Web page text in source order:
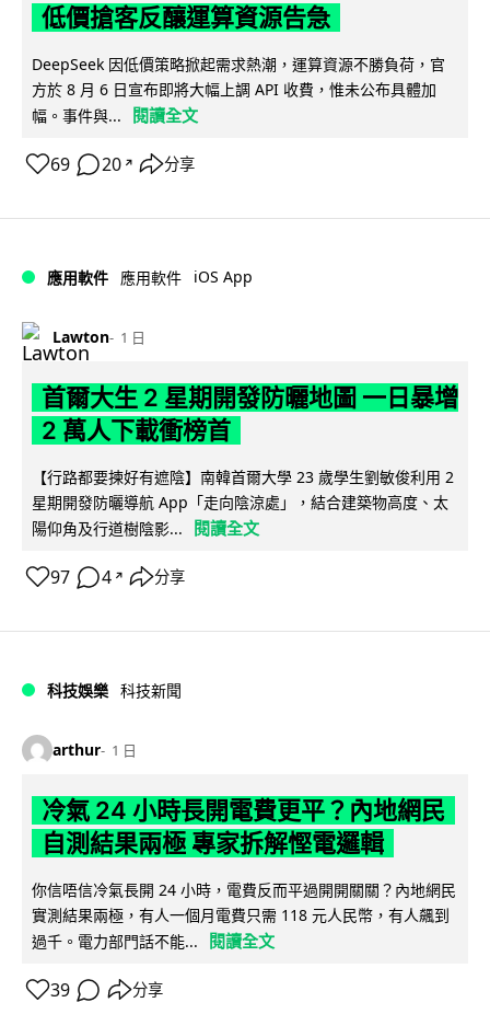
低價搶客反釀運算資源告急
DeepSeek 因低價策略掀起需求熱潮，運算資源不勝負荷，官
方於 8 月 6 日宣布即將大幅上調 API 收費，惟未公布具體加
幅。事件與...
閱讀全文
69 20 ↗ 分享
應用軟件 應用軟件 iOS App
Lawton 1 日
首爾大生 2 星期開發防曬地圖 一日暴增
2 萬人下載衝榜首
【行路都要揀好有遮陰】南韓首爾大學 23 歲學生劉敏俊利用 2
星期開發防曬導航 App「走向陰涼處」，結合建築物高度、太
陽仰角及行道樹陰影...
閱讀全文
97 4 ↗ 分享
科技娛樂 科技新聞
arthur 1 日
冷氣 24 小時長開電費更平？內地網民
自測結果兩極 專家拆解慳電邏輯
你信唔信冷氣長開 24 小時，電費反而平過開開關關？內地網民
實測結果兩極，有人一個月電費只需 118 元人民幣，有人飆到
過千。電力部門話不能...
閱讀全文
39 分享